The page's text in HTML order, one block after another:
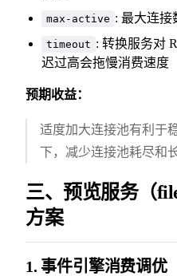
max-active : 最大连接
timeout : 转换服务对
迟过高会拖慢消费速度
预期收益：
适度加大连接池有利于
下，减少连接池耗尽和
三、预览服务（
方案
1. 事件引擎消费调优